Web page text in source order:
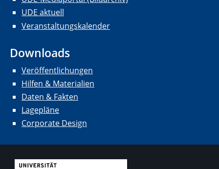
UDE aktuell
Veranstaltungskalender
Downloads
Veröffentlichungen
Hilfen & Materialien
Daten & Fakten
Lagepläne
Corporate Design